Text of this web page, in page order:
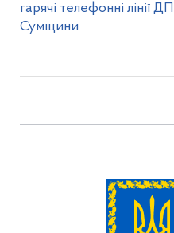
гарячі телефонні лінії
Сумщини